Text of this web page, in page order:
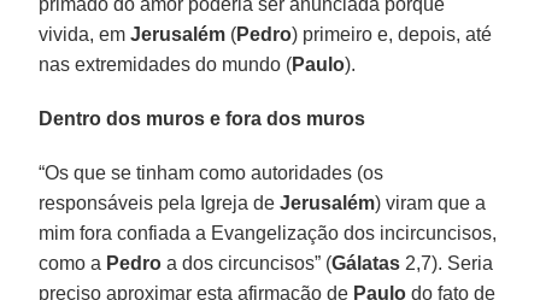
vivida, emJerusalém (Pedro) primeiro e, depois, até
nas extremidades do mundo (Paulo).
Dentro dos muros e fora dos muros
“Os que se tinham como autoridades (os
responsáveis pela Igreja deJerusalém) viram que a
mim fora confiada a Evangelização dos incircuncisos,
como a Pedro a dos circuncisos” (Gálatas 2,7). Seria
preciso aproximar esta afirmação de Paulo do fato de